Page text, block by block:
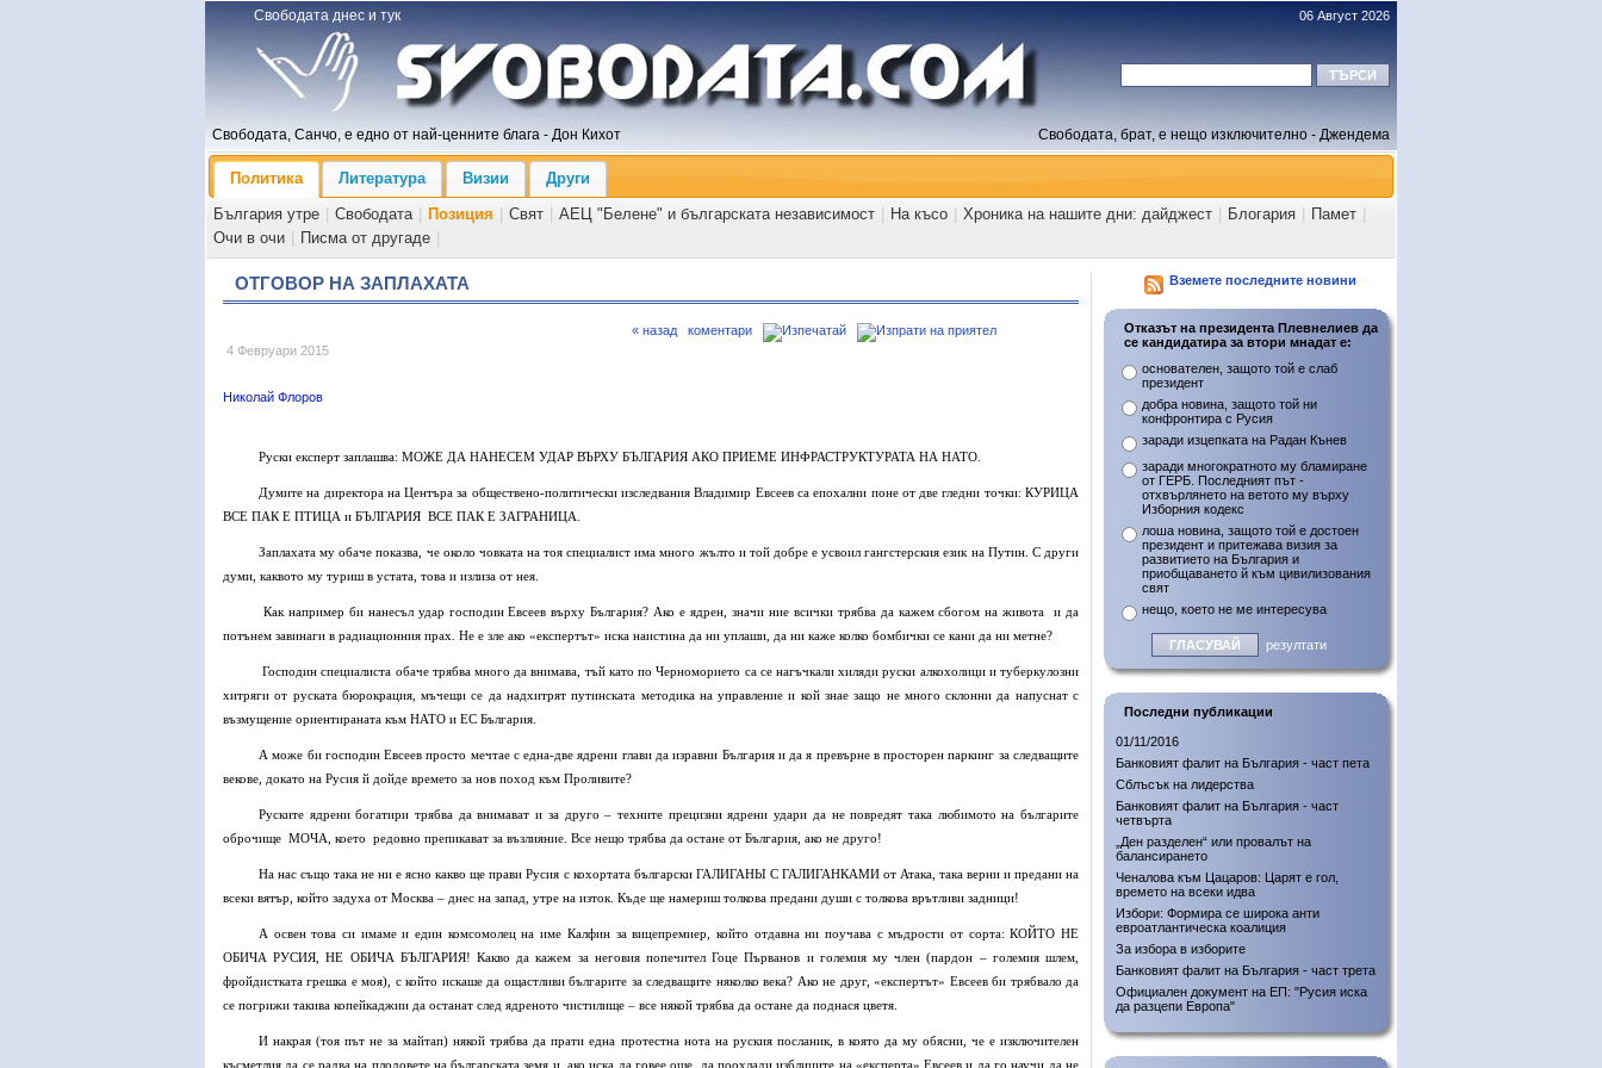
Свободата днес и тук 06 Август 2026
Свободата, Санчо, е едно от най-ценните блага - Дон Кихот Свободата, брат, е нещо изключително - Джендема
Политика Литература Визии
Други
България утре
Свободата Позиция Свят АЕЦ "Белене" и българската независимост На късо Хроника на нашите дни: дайджест Блогария Памет
Очи в очи
Писма от другаде
ОТГОВОР НА ЗАПЛАХАТА
4 Февруари 2015
« назад коментари
Николай Флоров
Руски експерт заплашва: МОЖЕ ДА НАНЕСЕМ УДАР ВЪРХУ БЪЛГАРИЯ АКО ПРИЕМЕ ИНФРАСТРУКТУРАТА НА НАТО.
Думите на директора на Центъра за обществено-политически изследвания Владимир Евсеев са епохални поне от две гледни точки: КУРИЦА
ВСЕ ПАК Е ПТИЦА и БЪЛГАРИЯ ВСЕ ПАК Е ЗАГРАНИЦА.
Заплахата му обаче показва, че около човката на тоя специалист има много жълто и той добре е усвоил гангстерския език на Путин. С други
думи, каквото му туриш в устата, това и излиза от нея.
Как например би нанесъл удар господин Евсеев върху България? Ако е ядрен, значи ние всички трябва да кажем сбогом на живота
и да
потънем завинаги в радиационния прах. Не е зле ако «експертът» иска наистина да ни уплаши, да ни каже колко бомбички се кани да ни метне?
Господин специалиста обаче трябва много да внимава, тъй като по Черноморието са се нагъчкали хиляди руски алкохолици и туберкулозни
хитряги от руската бюрокрация, мъчещи се да надхитрят путинската методика на управление и кой знае защо не много склонни да напуснат с
възмущение ориентираната към НАТО и ЕС България.
А може би господин Евсеев просто мечтае с една-две ядрени глави да изравни България и да я превърне в просторен паркинг за следващите
векове, докато на Русия й дойде времето за нов поход към Проливите?
Руските ядрени богатири трябва да внимават и за друго – техните прецизни ядрени удари да не повредят така любимото на българите
оброчище МОЧА, което редовно препикават за възлияние. Все нещо трябва да остане от България, ако не друго!
На нас също така не ни е ясно какво ще прави Русия с кохортата български ГАЛИГАНЫ С ГАЛИГАНКАМИ от Атака, така верни и предани на
всеки вятър, който задуха от Москва – днес на запад, утре на изток. Къде ще намериш толкова предани души с толкова врътливи задници!
А освен това си имаме и един комсомолец на име Калфин за вицепремиер, който отдавна ни поучава с мъдрости от сорта: КОЙТО НЕ
ОБИЧА РУСИЯ, НЕ ОБИЧА БЪЛГАРИЯ! Какво да кажем за неговия попечител Гоце Първанов и големия му член (пардон – големия шлем,
фройдистката грешка е моя), с който искаше да ощастливи българите за следващите няколко века? Ако не друг, «експертът» Евсеев би трябвало да
се погрижи такива копейкаджии да останат след ядреното чистилище – все някой трябва да остане да поднася цветя.
И накрая (тоя път не за майтап) някой трябва да прати една протестна нота на руския посланик, в която да му обясни, че е изключителен
късметлия да се радва на плодовете на българската земя и, ако иска да говее още, да поохлади изблиците на «експерта» Евсеев и да го научи да не
Вземете последните новини
Отказът на президента Плевнелиев да
се кандидатира за втори мнадат е:
основателен, защото той е слаб
президент
добра новина, защото той ни
конфронтира с Русия
заради изцепката на Радан Кънев
заради многократното му бламиране
от ГЕРБ. Последният път -
отхвърлянето на ветото му върху
Изборния кодекс
лоша новина, защото той е достоен
президент и притежава визия за
развитието на България и
приобщаването й към цивилизования
свят
нещо, което не ме интересува
резултати
Последни публикации
01/11/2016
Банковият фалит на България - част пета
Сблъсък на лидерства
Банковият фалит на България - част
четвърта
„Ден разделен“ или провалът на
балансирането
Ченалова към Цацаров: Царят е гол,
времето на всеки идва
Избори: Формира се широка анти
евроатлантическа коалиция
За избора в изборите
Банковият фалит на България - част трета
Официален документ на ЕП: "Русия иска
да разцепи Европа"